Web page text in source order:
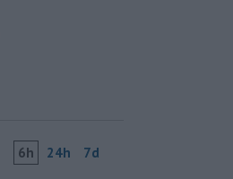
6h 24h 7d